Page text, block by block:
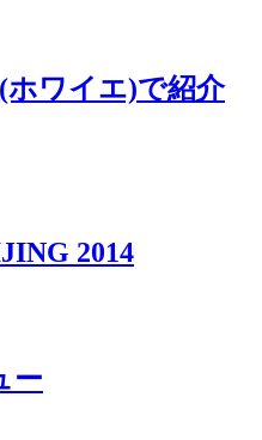
ホワイエ)で紹介
2014
ー